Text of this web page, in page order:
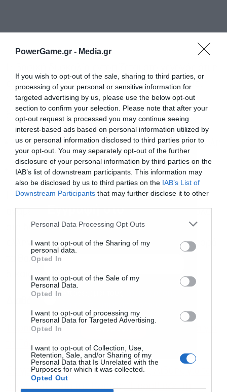
PowerGame.gr - Media.gr
If you wish to opt-out of the sale, sharing to third parties, or
processing of your personal or sensitive information for
targeted advertising by us, please use the below opt-out
section to confirm your selection. Please note that after your
opt-out request is processed you may continue seeing
interest-based ads based on personal information utilized by
us or personal information disclosed to third parties prior to
your opt-out. You may separately opt-out of the further
disclosure of your personal information by third parties on the
IAB’s list of downstream participants. This information may
also be disclosed by us to third parties on the IAB’s List of
Downstream Participants that may further disclose it to other
Personal Data Processing Opt Outs
I want to opt-out of the Sharing of my
personal data.
Opted In
I want to opt-out of the Sale of my
Personal Data.
Opted In
I want to opt-out of processing my
Personal Data for Targeted Advertising.
Opted In
I want to opt-out of Collection, Use,
Retention, Sale, and/or Sharing of my
Personal Data that Is Unrelated with the
Purposes for which it was collected.
Opted Out
ελληνική αποστολή επιδιώκει να επισκεφθεί
ταυτόχρονα και τα δύο κέντρα εξουσίας της
διαιρεμένης χώρας:
Την κυβέρνηση Εθνικής Ενότητας στην Τρίπολη
Το καθεστώς της Βεγγάζης
Η επίσκεψη του Γεραπετρίτη στη Λιβύη
αναμένεται να διαδραματίσει καθοριστικό ρόλο
στη διαμόρφωση των μελλontικών
ελληνολιβυκών σχέσεων, ιδιαίτερα όσον αφορά
τα θαλάσσια οικόπεδα και τα κυριαρχικά
δικαιώματα στη Μεσόγειο.
Γεραπετρίτης: Σε εξέλιξη ειρηνευτικό σχέδιο για
τη Γάζα
Σε γραμμή Ερντογάν το ΥΠΕΞ της Λιβύης για τα
οικόπεδα νότια της Κρήτης: ”Παραβιάζει τα
Εγγραφή στο
newsletter
Αποδέχομαι τους